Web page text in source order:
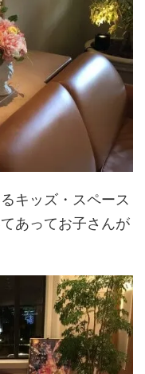
キッズ・スペース
あってお子さんが